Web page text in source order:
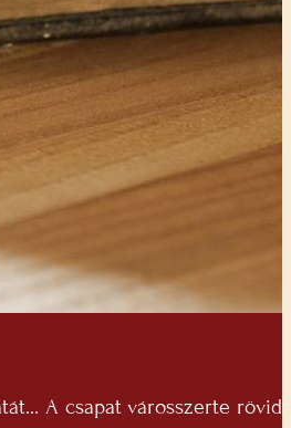
A csapat városszerte rövid